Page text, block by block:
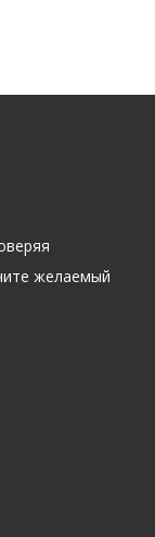
желаемый